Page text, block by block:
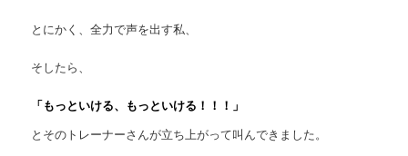
とにかく、全力で声を出す私、
そしたら、
「もっといける、もっといける！！！」
とそのトレーナーさんが立ち上がって叫んできました。